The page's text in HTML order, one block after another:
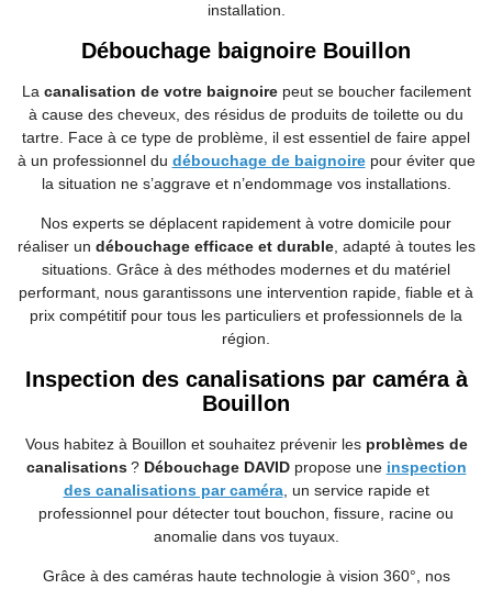
installation.
Débouchage baignoire Bouillon
La canalisation de votre baignoire peut se boucher facilement
à cause des cheveux, des résidus de produits de toilette ou du
tartre. Face à ce type de problème, il est essentiel de faire appel
à un professionnel du débouchage de baignoirepour éviter que
la situation ne s’aggrave et n’endommage vos installations.
Nos experts se déplacent rapidement à votre domicile pour
réaliser un débouchage efficace et durable, adapté à toutes les
situations. Grâce à des méthodes modernes et du matériel
performant, nous garantissons une intervention rapide, fiable et à
prix compétitif pour tous les particuliers et professionnels de la
région.
Inspection des canalisations par caméra à
Bouillon
Vous habitez à Bouillon et souhaitez prévenir les problèmes de
canalisations? Débouchage DAVIDpropose une inspection
des canalisations par caméra, un service rapide et
professionnel pour détecter tout bouchon, fissure, racine ou
anomalie dans vos tuyaux.
Grâce à des caméras haute technologie à vision 360°, nos